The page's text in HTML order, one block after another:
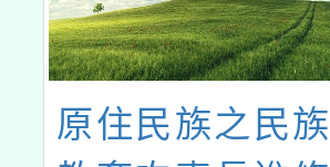
原住民族之民族